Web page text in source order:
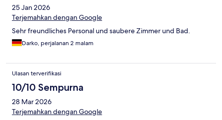
25 Jan 2026
Terjemahkan dengan Google
Sehr freundliches Personal und saubere Zimmer und Bad.
Darko, perjalanan 2 malam
Ulasan terverifikasi
10/10 Sempurna
28 Mar 2026
Terjemahkan dengan Google